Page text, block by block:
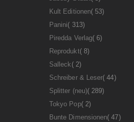
Kult Editionen
53Artikel
Panini
313Artikel
Piredda Verlag 6Artikel
Reprodukt 8Artikel
Salleck 2Artikel
Schreiber & Leser 44Artikel
Splitter (neu) 289Artikel
Tokyo Pop 2Artikel
Bunte Dimensionen 47Artikel